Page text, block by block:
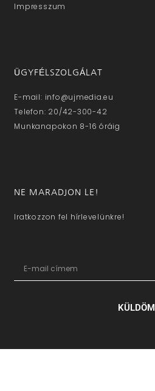
Impresszum
ÜGYFÉLSZOLGÁLAT
E-mail: info@ujmedia.eu
Telefon: 20/42-300-42
Munkanapokon 8-16 óráig
NE MARADJON LE!
Iratkozzon fel hírlevelünkre!
KÜLDÖM